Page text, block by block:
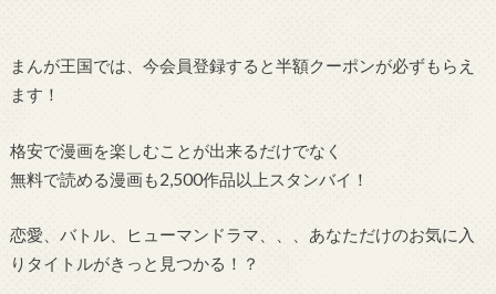
まんが王国では、今会員登録すると半額クーポンが必ずもらえ
ます！
格安で漫画を楽しむことが出来るだけでなく
無料で読める漫画も2,500作品以上スタンバイ！
恋愛、バトル、ヒューマンドラマ、、、あなただけのお気に入
りタイトルがきっと見つかる！？